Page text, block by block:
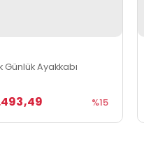
Ayakkabı
%15